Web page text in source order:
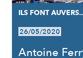
ILS FONT
26/05/2020
Antoine